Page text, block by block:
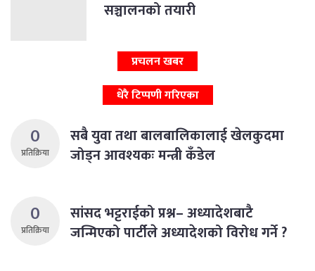
सञ्चालनको तयारी
प्रचलन खबर
धेरै टिप्पणी गरिएका
0
प्रतिक्रिया
सबै युवा तथा बालबालिकालाई खेलकुदमा
जोड्न आवश्यकः मन्त्री कँडेल
0
प्रतिक्रिया
सांसद भट्टराईको प्रश्न– अध्यादेशबाटै
जन्मिएको पार्टीले अध्यादेशको विरोध गर्ने ?